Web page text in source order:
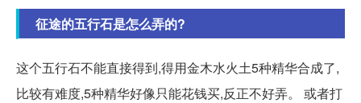
征途的五行石是怎么弄的?
这个五行石不能直接得到,得用金木水火土5种精华合成了,
比较有难度,5种精华好像只能花钱买,反正不好弄。 或者打